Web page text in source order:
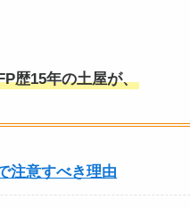
歴15年の土屋が、
注意すべき理由